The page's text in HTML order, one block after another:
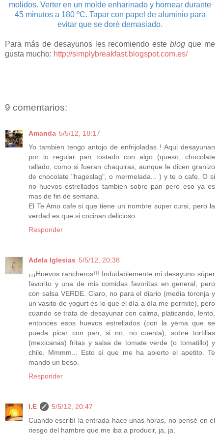
molidos. Verter en un molde enharinado y hornear durante
45 minutos a 180 ºC. Tapar con papel de aluminio para
evitar que se doré demasiado.
Para más de desayunos les recomiendo esteblog que me
gusta mucho: http://simplybreakfast.blogspot.com.es/
9 comentarios:
Amanda 5/5/12, 18:17
Yo tambien tengo antojo de enfrijoladas ! Aqui desayunan
por lo regular pan tostado con algo (queso, chocolate
rallado, como si fueran chaquiras, aunque le dicen granizo
de chocolate "hageslag", o mermelada... ) y te o cafe. O si
no huevos estrellados tambien sobre pan pero eso ya es
mas de fin de semana.
El Te Amo cafe si que tiene un nombre super cursi, pero la
verdad es que si cocinan delicioso.
Responder
Adela Iglesias 5/5/12, 20:38
¡¡¡Huevos rancheros!!! Indudablemente mi desayuno súper
favorito y una de mis comidas favoritas en general, pero
con salsa VERDE. Claro, no para el diario (media toronja y
un vasito de yogurt es lo que el día a día me permite), pero
cuando se trata de desayunar con calma, platicando, lento,
entonces esos huevos estrellados (con la yema que se
pueda picar con pan, si no, no cuenta), sobre tortillas
(mexicanas) fritas y salsa de tomate verde (o tomatillo) y
chile. Mmmm... Esto sí que me ha abierto el apetito. Te
mando un beso.
Responder
I.E
5/5/12, 20:47
Cuando escribí la entrada hace unas horas, no pensé en el
riesgo del hambre que me iba a producir, ja, ja.